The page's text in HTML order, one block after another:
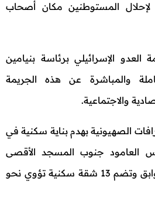
لإحلال المستوطنين مكان أصحاب
الإسرائيلي برئاسة بنيامين
والمباشرة عن هذه الجريمة
والاجتماعية.
اليوم، شرعت 3 جرافات الصهيونية بهدم بناية سكنية في
جنوب المسجد الأقصى
بالقدس، مكونة من 4 طوابق وتضم 13 شقة سكنية تؤوي نحو